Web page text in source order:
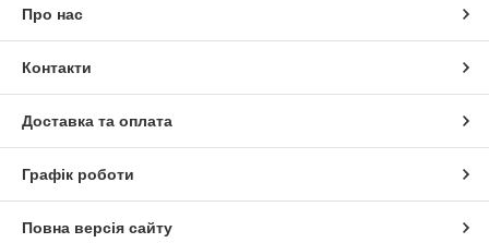
Про нас
Контакти
Доставка та оплата
Графік роботи
Повна версія сайту